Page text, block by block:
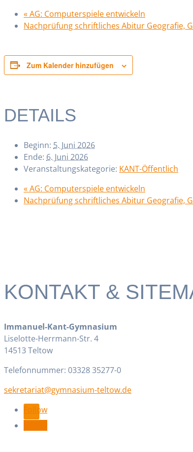
«AG: Computerspiele entwickeln
Nachprüfung schriftliches Abitur Geografie,
Zum Kalender hinzufügen
DETAILS
Beginn: 5. Juni 2026
Ende: 6. Juni 2026
Veranstaltungskategorie: KANT-Öffentlich
«AG: Computerspiele entwickeln
Nachprüfung schriftliches Abitur Geografie,
KONTAKT &
Immanuel-Kant-Gymnasium
Liselotte-Herrmann-Str. 4
14513 Teltow
Telefonnummer: 03328 35277-0
ed.wotlet-muisanmyg@tairaterkes
Follow